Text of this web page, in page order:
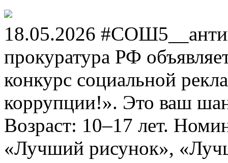
18.05.2026
прокуратура РФ
конкурс социальной
коррупции!». Это ваш
Возраст: 10–17 лет.
«Лучший рисунок»,